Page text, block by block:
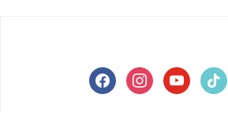
facebookinstagramyoutubetiktok